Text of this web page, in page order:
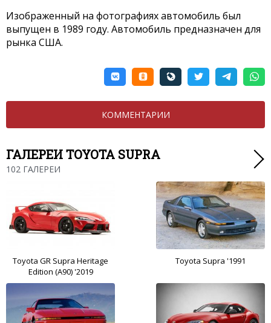
Изображенный на фотографиях автомобиль был
выпущен в 1989 году. Автомобиль предназначен для
рынка США.
КОММЕНТАРИИ
ГАЛЕРЕИ TOYOTA SUPRA
102 ГАЛЕРЕИ
Toyota GR Supra Heritage
Edition (A90) '2019
Toyota Supra '1991